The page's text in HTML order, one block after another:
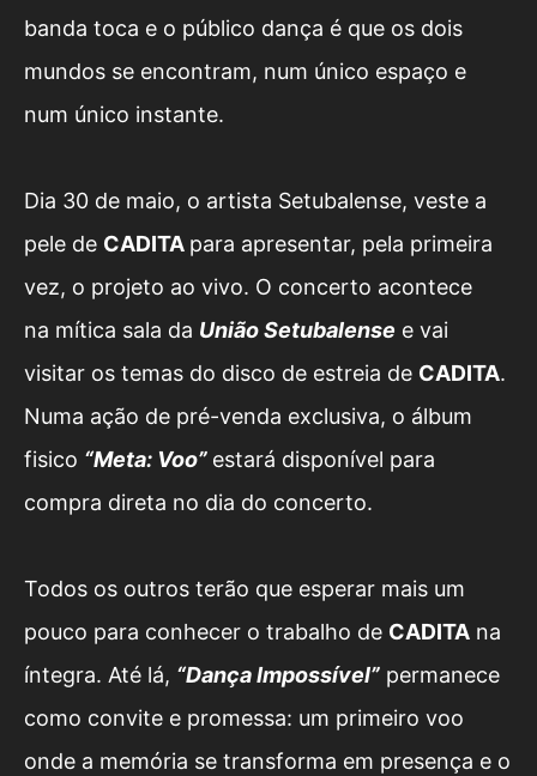
banda toca e o público dança é que os dois
mundos se encontram, num único espaço e
num único instante.
Dia 30 de maio, o artista Setubalense, veste a
pele de CADITA para apresentar, pela primeira
vez, o projeto ao vivo. O concerto acontece
na mítica sala da União Setubalense e vai
visitar os temas do disco de estreia de CADITA.
Numa ação de pré-venda exclusiva, o álbum
fisico “Meta: Voo” estará disponível para
compra direta no dia do concerto.
Todos os outros terão que esperar mais um
pouco para conhecer o trabalho de CADITA na
íntegra. Até lá, “Dança Impossível” permanece
como convite e promessa: um primeiro voo
onde a memória se transforma em presença e o